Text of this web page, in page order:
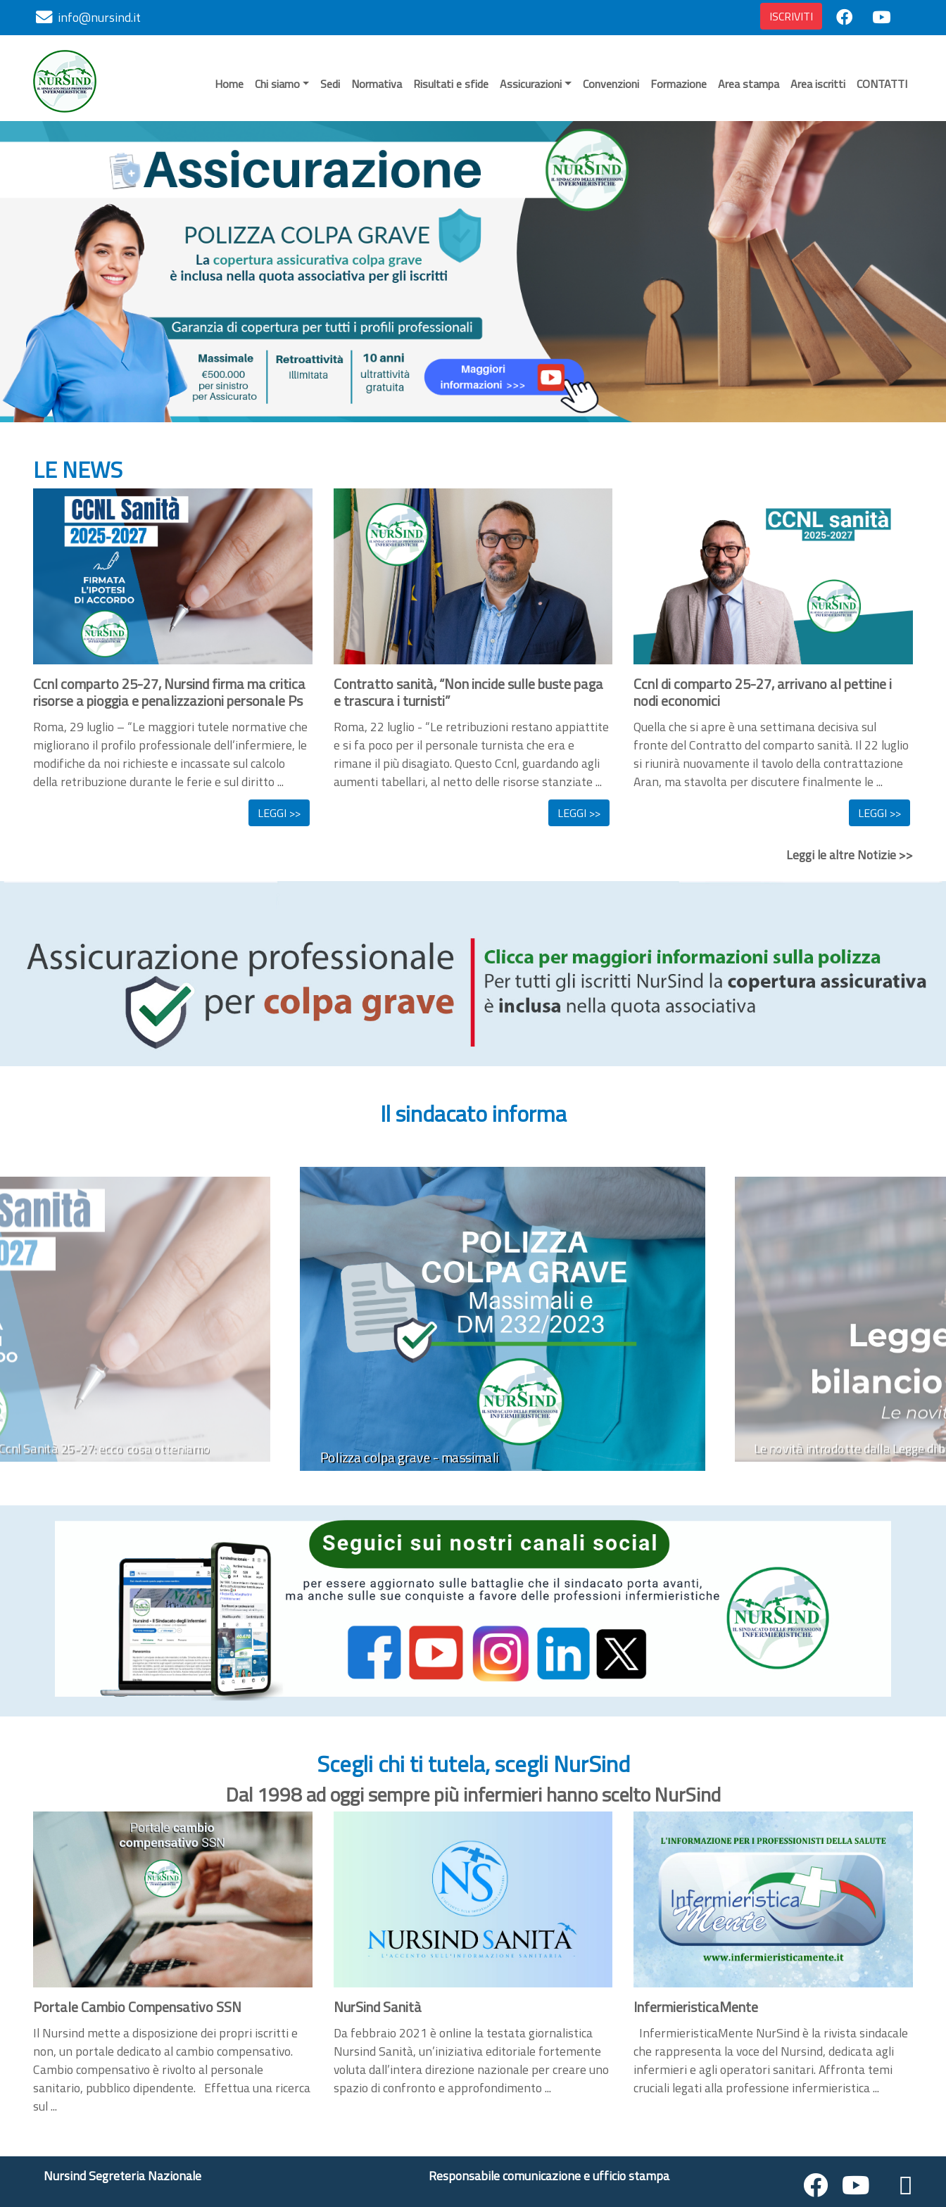
info@nursind.it ISCRIVITI
Home Chi siamo Sedi Normativa Risultati e sfide Assicurazioni Convenzioni Formazione Area stampa Area iscritti CONTATTI
LE NEWS
Ccnl comparto 25-27, Nursind firma ma critica
risorse a pioggia e penalizzazioni personale Ps
Roma, 29 luglio – “Le maggiori tutele normative che
migliorano il profilo professionale dell’infermiere, le
modifiche da noi richieste e incassate sul calcolo
della retribuzione durante le ferie e sul diritto ...
LEGGI >>
Contratto sanità, “Non incide sulle buste paga
e trascura i turnisti”
Roma, 22 luglio - “Le retribuzioni restano appiattite
e si fa poco per il personale turnista che era e
rimane il più disagiato. Questo Ccnl, guardando agli
aumenti tabellari, al netto delle risorse stanziate ...
LEGGI >>
Ccnl di comparto 25-27, arrivano al pettine i
nodi economici
Quella che si apre è una settimana decisiva sul
fronte del Contratto del comparto sanità. Il 22 luglio
si riunirà nuovamente il tavolo della contrattazione
Aran, ma stavolta per discutere finalmente le ...
LEGGI >>
Leggi le altre Notizie >>
Il sindacato informa
Sanità 25-27: ecco cosa otteniamo Polizza colpa grave - massimali Le novità introdotte dalla Legge di
Scegli chi ti tutela, scegli NurSind
Dal 1998 ad oggi sempre più infermieri hanno scelto NurSind
Portale Cambio Compensativo SSN
Il Nursind mette a disposizione dei propri iscritti e
non, un portale dedicato al cambio compensativo.
Cambio compensativo è rivolto al personale
sanitario, pubblico dipendente. Effettua una ricerca
sul ...
NurSind Sanità
Da febbraio 2021 è online la testata giornalistica
Nursind Sanità, un’iniziativa editoriale fortemente
voluta dall’intera direzione nazionale per creare uno
spazio di confronto e approfondimento ...
InfermieristicaMente
InfermieristicaMente NurSind è la rivista sindacale
che rappresenta la voce del Nursind, dedicata agli
infermieri e agli operatori sanitari. Affronta temi
cruciali legati alla professione infermieristica ...
Nursind Segreteria Nazionale
Responsabile comunicazione e ufficio stampa